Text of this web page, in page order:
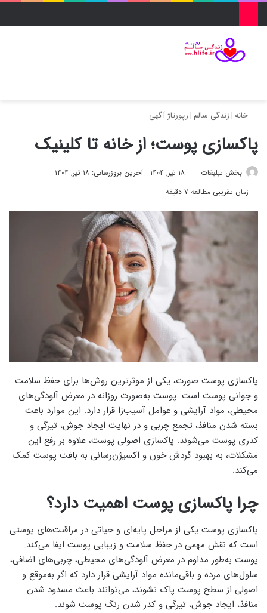
خانه|زندگی سالم |رپورتاژ آگهی
پاکسازی پوست؛ از خانه تا کلینیک
بخش تبلیغات ۱۸ تیر, ۱۴۰۴
آخرین بروزرسانی: ۱۸ تیر, ۱۴۰۴
زمان تقریبی مطالعه ۷ دقیقه
پاکسازی پوست صورت، یکی از موثرترین روش‌ها برای حفظ سلامت
و جوانی پوست است. پوست به‌صورت روزانه در معرض آلودگی‌های
محیطی، مواد آرایشی و عوامل آسیب‌زا قرار دارد. این موارد باعث
بسته شدن منافذ، تجمع چربی و در نهایت ایجاد جوش، تیرگی و
کدری پوست می‌شوند. پاکسازی اصولی پوست، علاوه بر رفع این
مشکلات، به بهبود گردش خون و اکسیژن‌رسانی به بافت پوست کمک
می‌کند.
چرا پاکسازی پوست اهمیت دارد؟
پاکسازی پوست یکی از مراحل پایه‌ای و حیاتی در مراقبت‌های پوستی
است که نقش مهمی در حفظ سلامت و زیبایی پوست ایفا می‌کند.
پوست به‌طور مداوم در معرض آلودگی‌های محیطی، چربی‌های اضافی،
سلول‌های مرده و باقی‌مانده مواد آرایشی قرار دارد که اگر به‌موقع و
اصولی از سطح پوست پاک نشوند، می‌توانند باعث مسدود شدن
منافذ، ایجاد جوش، تیرگی و کدر شدن رنگ پوست شوند.